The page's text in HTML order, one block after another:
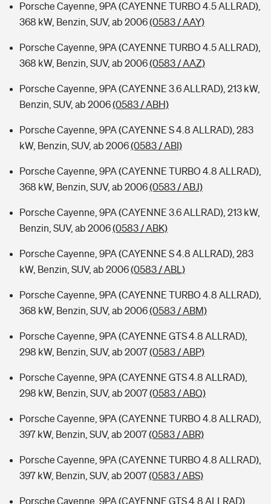
Porsche Cayenne, 9PA (CAYENNE TURBO 4.5 ALLRAD),
368 kW, Benzin, SUV, ab 2006(0583 / AAY)
Porsche Cayenne, 9PA (CAYENNE TURBO 4.5 ALLRAD),
368 kW, Benzin, SUV, ab 2006(0583 / AAZ)
Porsche Cayenne, 9PA (CAYENNE 3.6 ALLRAD), 213 kW,
Benzin, SUV, ab 2006(0583 / ABH)
Porsche Cayenne, 9PA (CAYENNE S 4.8 ALLRAD), 283
kW, Benzin, SUV, ab 2006(0583 / ABI)
Porsche Cayenne, 9PA (CAYENNE TURBO 4.8 ALLRAD),
368 kW, Benzin, SUV, ab 2006(0583 / ABJ)
Porsche Cayenne, 9PA (CAYENNE 3.6 ALLRAD), 213 kW,
Benzin, SUV, ab 2006(0583 / ABK)
Porsche Cayenne, 9PA (CAYENNE S 4.8 ALLRAD), 283
kW, Benzin, SUV, ab 2006(0583 / ABL)
Porsche Cayenne, 9PA (CAYENNE TURBO 4.8 ALLRAD),
368 kW, Benzin, SUV, ab 2006(0583 / ABM)
Porsche Cayenne, 9PA (CAYENNE GTS 4.8 ALLRAD),
298 kW, Benzin, SUV, ab 2007(0583 / ABP)
Porsche Cayenne, 9PA (CAYENNE GTS 4.8 ALLRAD),
298 kW, Benzin, SUV, ab 2007(0583 / ABQ)
Porsche Cayenne, 9PA (CAYENNE TURBO 4.8 ALLRAD),
397 kW, Benzin, SUV, ab 2007(0583 / ABR)
Porsche Cayenne, 9PA (CAYENNE TURBO 4.8 ALLRAD),
397 kW, Benzin, SUV, ab 2007(0583 / ABS)
Porsche Cayenne, 9PA (CAYENNE GTS 4.8 ALLRAD),